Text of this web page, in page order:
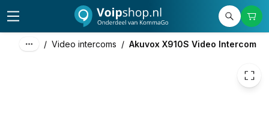
/ Video intercoms / Akuvox X910S Video Intercom
excl. btw
incl. btw